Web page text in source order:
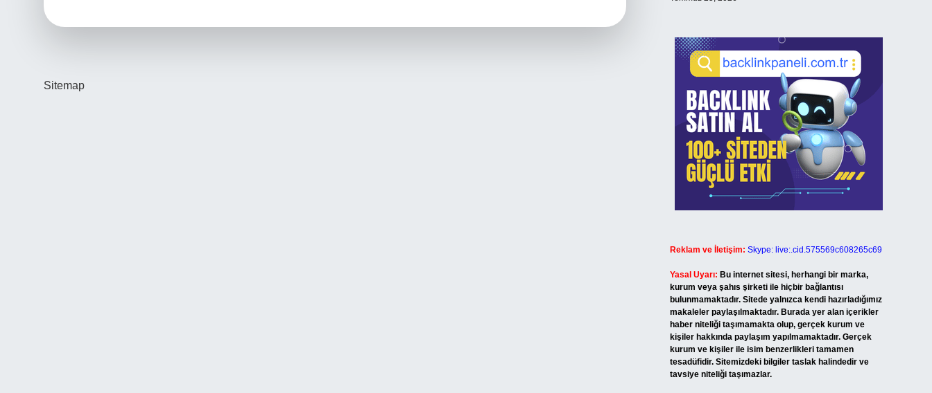
Sitemap
Reklam ve İletişim: Skype: live:.cid.575569c608265c69
Yasal Uyarı: Bu internet sitesi, herhangi bir marka,
kurum veya şahıs şirketi ile hiçbir bağlantısı
bulunmamaktadır. Sitede yalnızca kendi hazırladığımız
makaleler paylaşılmaktadır. Burada yer alan içerikler
haber niteliği taşımamakta olup, gerçek kurum ve
kişiler hakkında paylaşım yapılmamaktadır. Gerçek
kurum ve kişiler ile isim benzerlikleri tamamen
tesadüfidir. Sitemizdeki bilgiler taslak halindedir ve
tavsiye niteliği taşımazlar.